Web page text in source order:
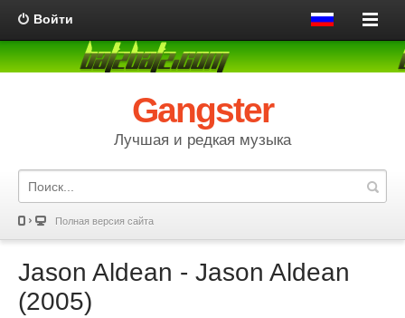
Войти
Gangster
Лучшая и редкая музыка
Полная версия сайта
Jason Aldean - Jason Aldean
(2005)